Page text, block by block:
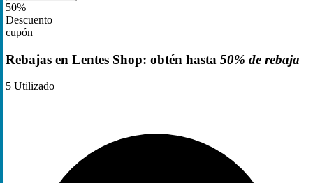
50%
Descuento
cupón
Rebajas en Lentes Shop: obtén hasta 50% de rebaja
5 Utilizado